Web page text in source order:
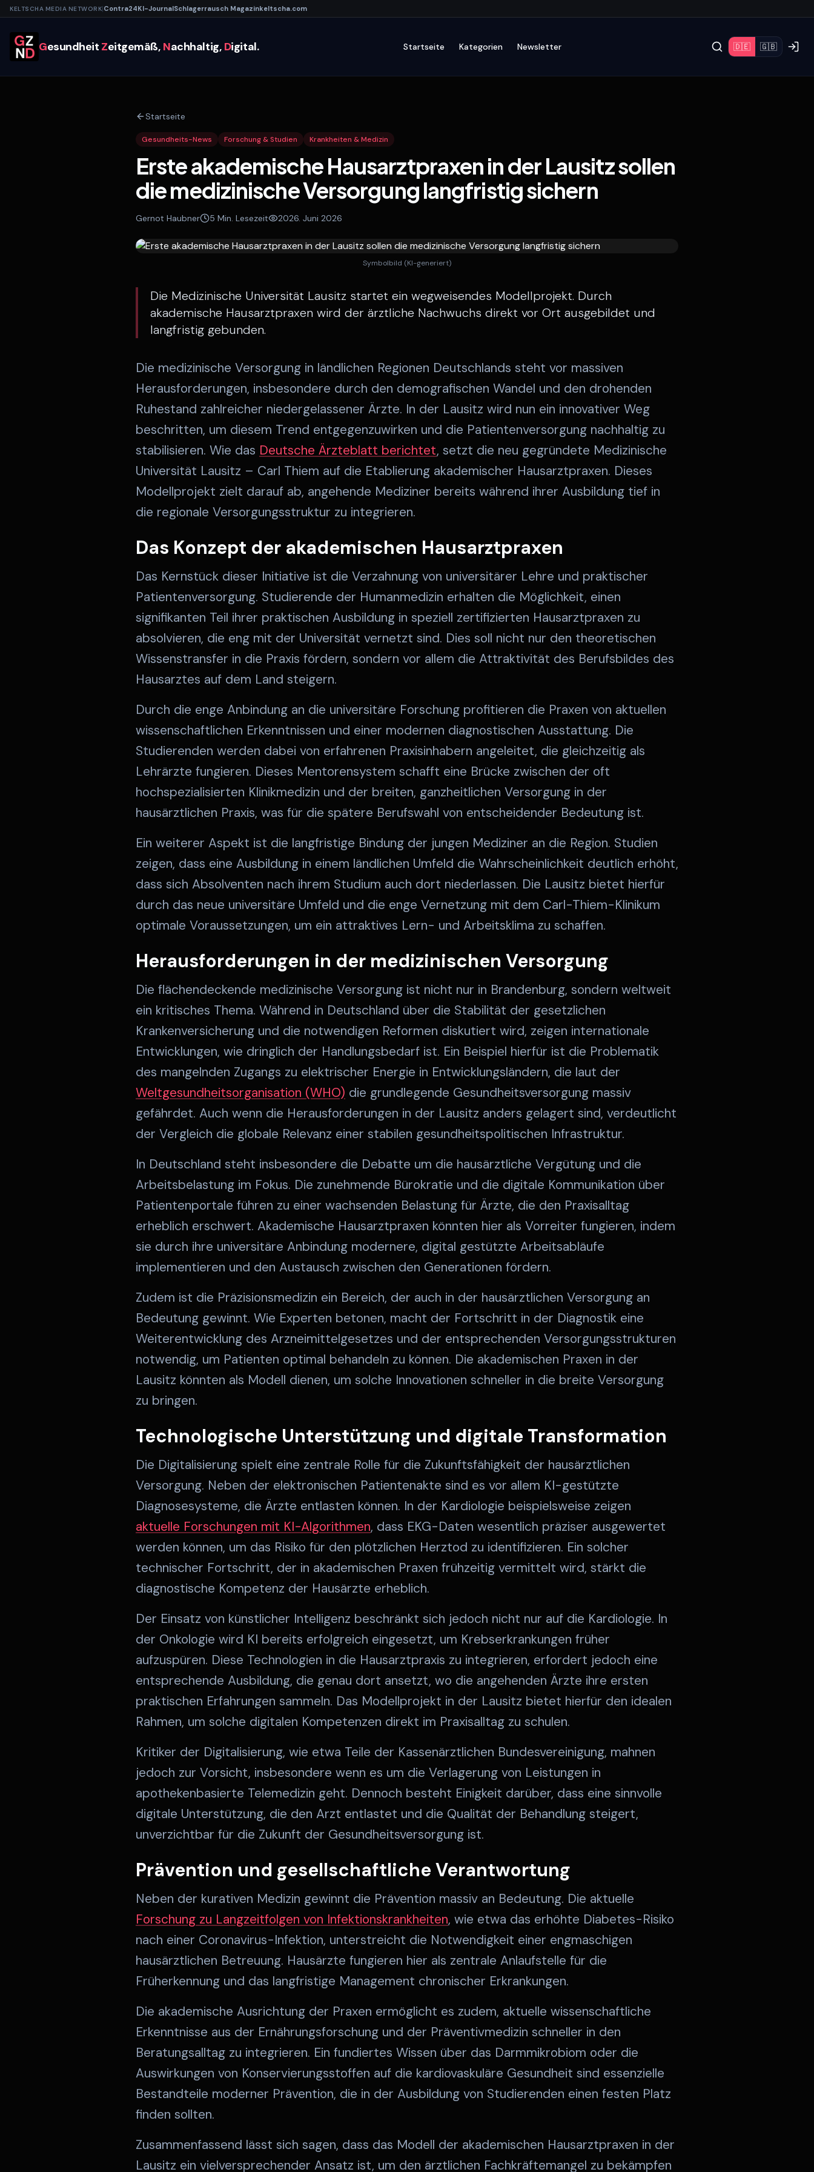
KELTSCHA MEDIA NETWORK|Contra24KI-JournalSchlagerrausch Magazinkeltscha.com
Gesundheit Zeitgemäß, Nachhaltig, Digital. Startseite Kategorien Newsletter 🇩🇪 🇬🇧
Startseite
Gesundheits-News Forschung & Studien Krankheiten & Medizin
Erste akademische Hausarztpraxen in der Lausitz sollen
die medizinische Versorgung langfristig sichern
Gernot Haubner 5 Min. Lesezeit 2026. Juni 2026
Symbolbild (KI-generiert)
Die Medizinische Universität Lausitz startet ein wegweisendes Modellprojekt. Durch
akademische Hausarztpraxen wird der ärztliche Nachwuchs direkt vor Ort ausgebildet und
langfristig gebunden.
Die medizinische Versorgung in ländlichen Regionen Deutschlands steht vor massiven
Herausforderungen, insbesondere durch den demografischen Wandel und den drohenden
Ruhestand zahlreicher niedergelassener Ärzte. In der Lausitz wird nun ein innovativer Weg
beschritten, um diesem Trend entgegenzuwirken und die Patientenversorgung nachhaltig zu
stabilisieren. Wie das Deutsche Ärzteblatt berichtet, setzt die neu gegründete Medizinische
Universität Lausitz – Carl Thiem auf die Etablierung akademischer Hausarztpraxen. Dieses
Modellprojekt zielt darauf ab, angehende Mediziner bereits während ihrer Ausbildung tief in
die regionale Versorgungsstruktur zu integrieren.
Das Konzept der akademischen Hausarztpraxen
Das Kernstück dieser Initiative ist die Verzahnung von universitärer Lehre und praktischer
Patientenversorgung. Studierende der Humanmedizin erhalten die Möglichkeit, einen
signifikanten Teil ihrer praktischen Ausbildung in speziell zertifizierten Hausarztpraxen zu
absolvieren, die eng mit der Universität vernetzt sind. Dies soll nicht nur den theoretischen
Wissenstransfer in die Praxis fördern, sondern vor allem die Attraktivität des Berufsbildes des
Hausarztes auf dem Land steigern.
Durch die enge Anbindung an die universitäre Forschung profitieren die Praxen von aktuellen
wissenschaftlichen Erkenntnissen und einer modernen diagnostischen Ausstattung. Die
Studierenden werden dabei von erfahrenen Praxisinhabern angeleitet, die gleichzeitig als
Lehrärzte fungieren. Dieses Mentorensystem schafft eine Brücke zwischen der oft
hochspezialisierten Klinikmedizin und der breiten, ganzheitlichen Versorgung in der
hausärztlichen Praxis, was für die spätere Berufswahl von entscheidender Bedeutung ist.
Ein weiterer Aspekt ist die langfristige Bindung der jungen Mediziner an die Region. Studien
zeigen, dass eine Ausbildung in einem ländlichen Umfeld die Wahrscheinlichkeit deutlich erhöht,
dass sich Absolventen nach ihrem Studium auch dort niederlassen. Die Lausitz bietet hierfür
durch das neue universitäre Umfeld und die enge Vernetzung mit dem Carl-Thiem-Klinikum
optimale Voraussetzungen, um ein attraktives Lern- und Arbeitsklima zu schaffen.
Herausforderungen in der medizinischen Versorgung
Die flächendeckende medizinische Versorgung ist nicht nur in Brandenburg, sondern weltweit
ein kritisches Thema. Während in Deutschland über die Stabilität der gesetzlichen
Krankenversicherung und die notwendigen Reformen diskutiert wird, zeigen internationale
Entwicklungen, wie dringlich der Handlungsbedarf ist. Ein Beispiel hierfür ist die Problematik
des mangelnden Zugangs zu elektrischer Energie in Entwicklungsländern, die laut der
Weltgesundheitsorganisation (WHO) die grundlegende Gesundheitsversorgung massiv
gefährdet. Auch wenn die Herausforderungen in der Lausitz anders gelagert sind, verdeutlicht
der Vergleich die globale Relevanz einer stabilen gesundheitspolitischen Infrastruktur.
In Deutschland steht insbesondere die Debatte um die hausärztliche Vergütung und die
Arbeitsbelastung im Fokus. Die zunehmende Bürokratie und die digitale Kommunikation über
Patientenportale führen zu einer wachsenden Belastung für Ärzte, die den Praxisalltag
erheblich erschwert. Akademische Hausarztpraxen könnten hier als Vorreiter fungieren, indem
sie durch ihre universitäre Anbindung modernere, digital gestützte Arbeitsabläufe
implementieren und den Austausch zwischen den Generationen fördern.
Zudem ist die Präzisionsmedizin ein Bereich, der auch in der hausärztlichen Versorgung an
Bedeutung gewinnt. Wie Experten betonen, macht der Fortschritt in der Diagnostik eine
Weiterentwicklung des Arzneimittelgesetzes und der entsprechenden Versorgungsstrukturen
notwendig, um Patienten optimal behandeln zu können. Die akademischen Praxen in der
Lausitz könnten als Modell dienen, um solche Innovationen schneller in die breite Versorgung
zu bringen.
Technologische Unterstützung und digitale Transformation
Die Digitalisierung spielt eine zentrale Rolle für die Zukunftsfähigkeit der hausärztlichen
Versorgung. Neben der elektronischen Patientenakte sind es vor allem KI-gestützte
Diagnosesysteme, die Ärzte entlasten können. In der Kardiologie beispielsweise zeigen
aktuelle Forschungen mit KI-Algorithmen, dass EKG-Daten wesentlich präziser ausgewertet
werden können, um das Risiko für den plötzlichen Herztod zu identifizieren. Ein solcher
technischer Fortschritt, der in akademischen Praxen frühzeitig vermittelt wird, stärkt die
diagnostische Kompetenz der Hausärzte erheblich.
Der Einsatz von künstlicher Intelligenz beschränkt sich jedoch nicht nur auf die Kardiologie. In
der Onkologie wird KI bereits erfolgreich eingesetzt, um Krebserkrankungen früher
aufzuspüren. Diese Technologien in die Hausarztpraxis zu integrieren, erfordert jedoch eine
entsprechende Ausbildung, die genau dort ansetzt, wo die angehenden Ärzte ihre ersten
praktischen Erfahrungen sammeln. Das Modellprojekt in der Lausitz bietet hierfür den idealen
Rahmen, um solche digitalen Kompetenzen direkt im Praxisalltag zu schulen.
Kritiker der Digitalisierung, wie etwa Teile der Kassenärztlichen Bundesvereinigung, mahnen
jedoch zur Vorsicht, insbesondere wenn es um die Verlagerung von Leistungen in
apothekenbasierte Telemedizin geht. Dennoch besteht Einigkeit darüber, dass eine sinnvolle
digitale Unterstützung, die den Arzt entlastet und die Qualität der Behandlung steigert,
unverzichtbar für die Zukunft der Gesundheitsversorgung ist.
Prävention und gesellschaftliche Verantwortung
Neben der kurativen Medizin gewinnt die Prävention massiv an Bedeutung. Die aktuelle
Forschung zu Langzeitfolgen von Infektionskrankheiten, wie etwa das erhöhte Diabetes-Risiko
nach einer Coronavirus-Infektion, unterstreicht die Notwendigkeit einer engmaschigen
hausärztlichen Betreuung. Hausärzte fungieren hier als zentrale Anlaufstelle für die
Früherkennung und das langfristige Management chronischer Erkrankungen.
Die akademische Ausrichtung der Praxen ermöglicht es zudem, aktuelle wissenschaftliche
Erkenntnisse aus der Ernährungsforschung und der Präventivmedizin schneller in den
Beratungsalltag zu integrieren. Ein fundiertes Wissen über das Darmmikrobiom oder die
Auswirkungen von Konservierungsstoffen auf die kardiovaskuläre Gesundheit sind essenzielle
Bestandteile moderner Prävention, die in der Ausbildung von Studierenden einen festen Platz
finden sollten.
Zusammenfassend lässt sich sagen, dass das Modell der akademischen Hausarztpraxen in der
Lausitz ein vielversprechender Ansatz ist, um den ärztlichen Fachkräftemangel zu bekämpfen